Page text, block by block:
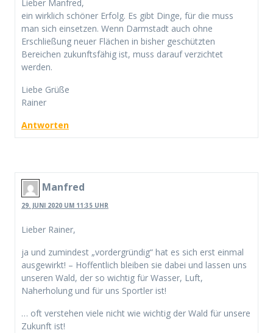
Lieber Manfred,
ein wirklich schöner Erfolg. Es gibt Dinge, für die muss
man sich einsetzen. Wenn Darmstadt auch ohne
Erschließung neuer Flächen in bisher geschützten
Bereichen zukunftsfähig ist, muss darauf verzichtet
werden.
Liebe Grüße
Rainer
Antworten
Manfred
29. JUNI 2020 UM 11:35 UHR
Lieber Rainer,
ja und zumindest „vordergründig“ hat es sich erst einmal
ausgewirkt! – Hoffentlich bleiben sie dabei und lassen uns
unseren Wald, der so wichtig für Wasser, Luft,
Naherholung und für uns Sportler ist!
… oft verstehen viele nicht wie wichtig der Wald für unsere
Zukunft ist!